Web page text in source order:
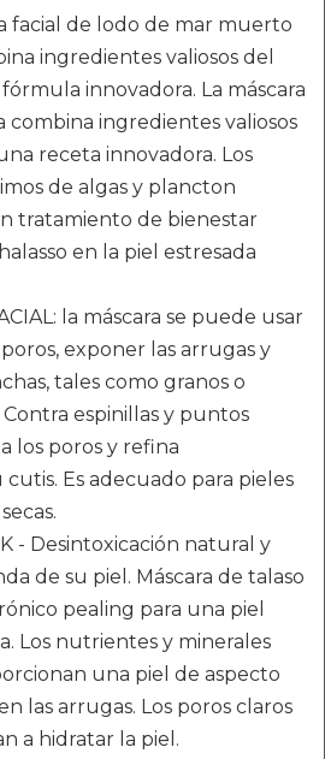
facial de lodo de mar muerto
ingredientes valiosos del
innovadora. La máscara
combina ingredientes valiosos
receta innovadora. Los
de algas y plancton
tratamiento de bienestar
en la piel estresada
la máscara se puede usar
exponer las arrugas y
tales como granos o
espinillas y puntos
los poros y refina
Es adecuado para pieles
- Desintoxicación natural y
de su piel. Máscara de talaso
pealing para una piel
Los nutrientes y minerales
una piel de aspecto
las arrugas. Los poros claros
a hidratar la piel.